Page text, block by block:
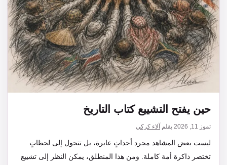
حين يفتح التشييع كتاب التاريخ
تموز 11, 2026 بقلم آلاء كركي
ليست بعض المشاهد مجرد أحداثٍ عابرة، بل تتحول إلى لحظاتٍ
تختصر ذاكرة أمة كاملة. ومن هذا المنطلق، يمكن النظر إلى تشييع